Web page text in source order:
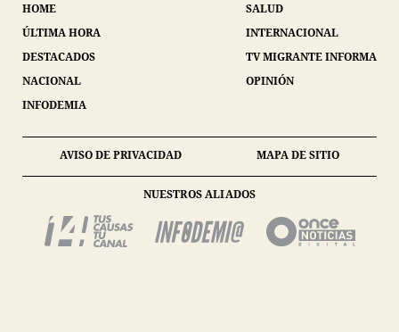
HOME
ÚLTIMA HORA
DESTACADOS
NACIONAL
INFODEMIA
SALUD
INTERNACIONAL
TV MIGRANTE INFORMA
OPINIÓN
AVISO DE PRIVACIDAD MAPA DE SITIO
NUESTROS ALIADOS